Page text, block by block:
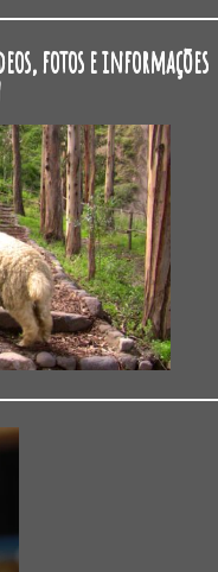
fotos e informações